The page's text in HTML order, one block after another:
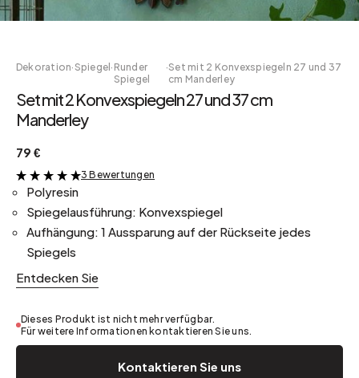
Dekoration·Spiegel · Runder
Spiegel
·Set mit 2 Konvexspiegeln 27 und 37
cm Manderley
Set mit 2 Konvexspiegeln 27 und 37 cm
Manderley
79 €
&
3 Bewertungen
Polyresin
Spiegelausführung: Konvexspiegel
Aufhängung: 1 Aussparung auf der Rückseite jedes
Spiegels
Entdecken Sie
Dieses Produkt ist nicht mehr verfügbar.
Für weitere Informationen kontaktieren Sie uns.
Kontaktieren Sie uns